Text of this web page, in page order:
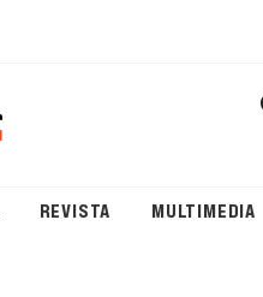
REVISTA MULTIMEDIA